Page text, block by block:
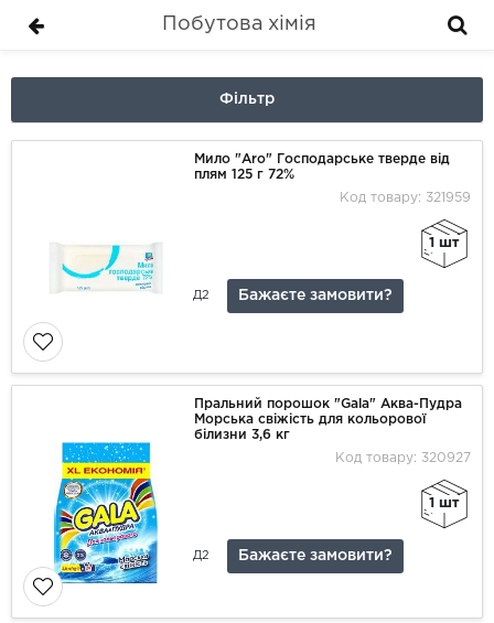
Побутова хімія
Фільтр
Мило "Aro" Господарське тверде від
плям 125 г 72%
Код товару: 321959
1 шт
Д2 Бажаєте замовити?
Пральний порошок "Gala" Аква-Пудра
Морська свіжість для кольорової
білизни 3,6 кг
Код товару: 320927
1 шт
Д2 Бажаєте замовити?